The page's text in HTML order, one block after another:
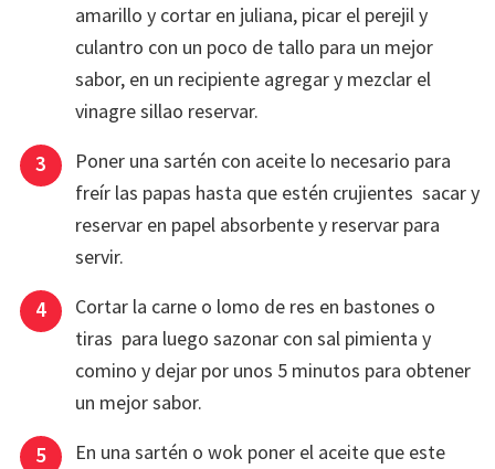
amarillo y cortar en juliana, picar el perejil y
culantro con un poco de tallo para un mejor
sabor, en un recipiente agregar y mezclar el
vinagre sillao reservar.
Poner una sartén con aceite lo necesario para
freír las papas hasta que estén crujientes sacar y
reservar en papel absorbente y reservar para
servir.
Cortar la carne o lomo de res en bastones o
tiras para luego sazonar con sal pimienta y
comino y dejar por unos 5 minutos para obtener
un mejor sabor.
En una sartén o wok poner el aceite que este